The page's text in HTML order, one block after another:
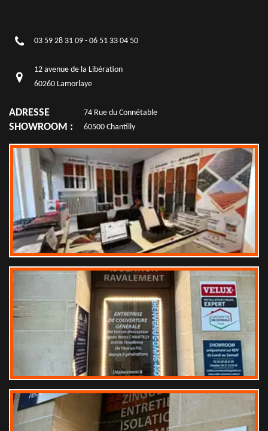
03 59 28 31 09 - 06 51 33 04 50
12 avenue de la Libération
60260 Lamorlaye
ADRESSE
SHOWROOM :
74 Rue du Connétable
60500 Chantilly